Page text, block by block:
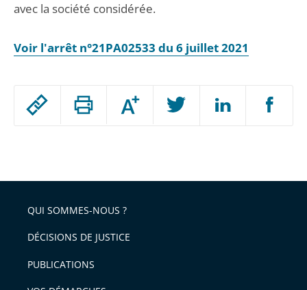
Passer
arriver
après
Augmenter
ou
l'article
pour
avant
avec la société considérée.
Voir l'arrêt n°21PA02533 du 6 juillet 2021
QUI SOMMES-NOUS ?
DÉCISIONS DE JUSTICE
PUBLICATIONS